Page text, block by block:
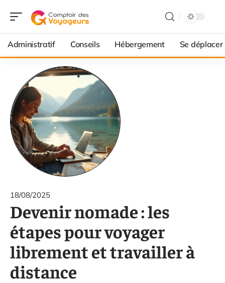
Administratif Conseils Hébergement Se déplacer
18/08/2025
Devenir nomade : les
étapes pour voyager
librement et travailler à
distance